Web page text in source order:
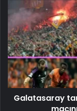
Galatasaray